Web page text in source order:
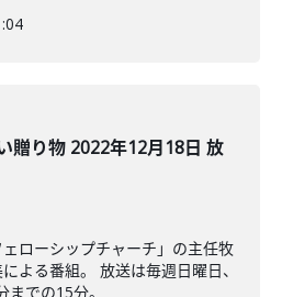
贈り物 2022年12月18日 放
ローシップチャーチ」の主任牧
よる番組。 放送は毎週日曜日、
での15分。